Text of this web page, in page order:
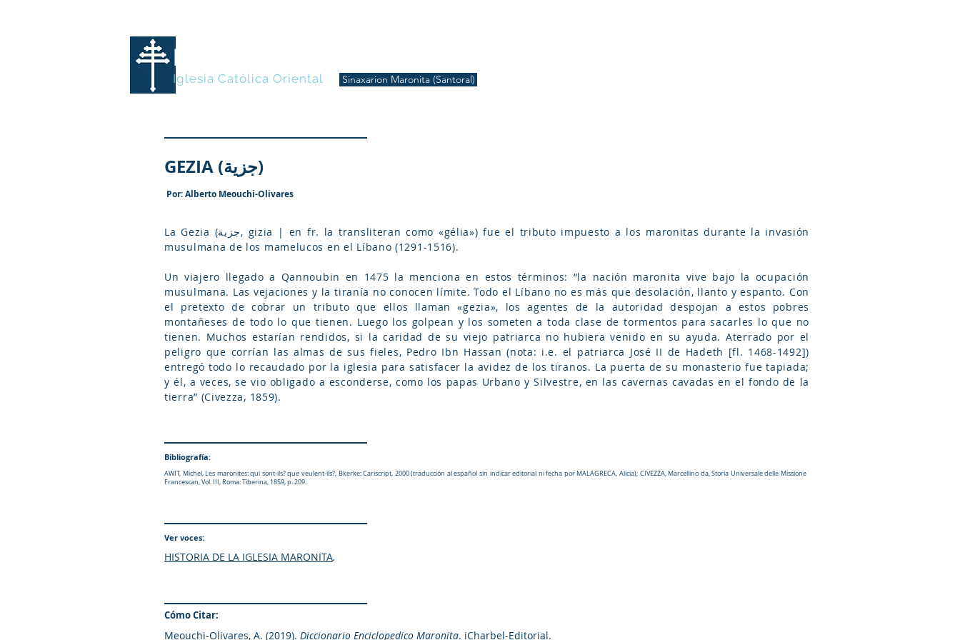
MARONITAS
Iglesia Católica Oriental
Sinaxarion Maronita (Santoral)
GEZIA (جزية)
Por: Alberto Meouchi-Olivares
La Gezia (جزية, gizia | en fr. la transliteran como «gélia») fue el tributo impuesto a los maronitas durante la invasión
musulmana de los mamelucos en el Líbano (1291-1516).
Un viajero llegado a Qannoubin en 1475 la menciona en estos términos: “la nación maronita vive bajo la ocupación
musulmana. Las vejaciones y la tiranía no conocen límite. Todo el Líbano no es más que desolación, llanto y espanto. Con
el pretexto de cobrar un tributo que ellos llaman «gezia», los agentes de la autoridad despojan a estos pobres
montañeses de todo lo que tienen. Luego los golpean y los someten a toda clase de tormentos para sacarles lo que no
tienen. Muchos estarían rendidos, si la caridad de su viejo patriarca no hubiera venido en su ayuda. Aterrado por el
peligro que corrían las almas de sus fieles, Pedro Ibn Hassan (nota: i.e. el patriarca José II de Hadeth [fl. 1468-1492])
entregó todo lo recaudado por la iglesia para satisfacer la avidez de los tiranos. La puerta de su monasterio fue tapiada;
y él, a veces, se vio obligado a esconderse, como los papas Urbano y Silvestre, en las cavernas cavadas en el fondo de la
tierra” (Civezza, 1859).
Bibliografía:
AWIT, Michel, Les maronites: qui sont-ils? que veulent-ils?, Bkerke: Cariscript, 2000 (traducción al español sin indicar editorial ni fecha por MALAGRECA, Alicia); CIVEZZA, Marcellino da, Storia Universale delle Missione
Francescan, Vol. III, Roma: Tiberina, 1859, p. 209.
Ver voces:
HISTORIA DE LA IGLESIA MARONITA.
Cómo Citar:
Meouchi-Olivares, A. (2019). Diccionario Enciclopedico Maronita. iCharbel-Editorial.